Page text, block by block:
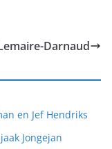
Darnaud
en Jef Hendriks
Jongejan